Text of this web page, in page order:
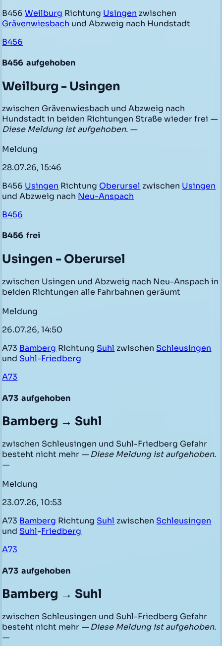
B456Weilburg Richtung Usingen zwischen
Grävenwiesbach und Abzweig nach Hundstadt
B456
B456 aufgehoben
Weilburg - Usingen
zwischen Grävenwiesbach und Abzweig nach
Hundstadt in beiden Richtungen Straße wieder frei —
Diese Meldung ist aufgehoben. —
Meldung
28.07.26, 15:46
B456 Usingen Richtung Oberursel zwischen Usingen
und Abzweig nach Neu-Anspach
B456
B456 frei
Usingen - Oberursel
zwischen Usingen und Abzweig nach Neu-Anspach in
beiden Richtungen alle Fahrbahnen geräumt
Meldung
26.07.26, 14:50
A73 Bamberg Richtung Suhl zwischen Schleusingen
und Suhl-Friedberg
A73
A73 aufgehoben
Bamberg → Suhl
zwischen Schleusingen und Suhl-Friedberg Gefahr
besteht nicht mehr — Diese Meldung ist aufgehoben.
—
Meldung
23.07.26, 10:53
A73 Bamberg Richtung Suhl zwischen Schleusingen
und Suhl-Friedberg
A73
A73 aufgehoben
Bamberg → Suhl
zwischen Schleusingen und Suhl-Friedberg Gefahr
besteht nicht mehr — Diese Meldung ist aufgehoben.
—